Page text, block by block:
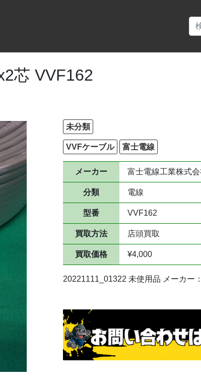
芯 VVF162
未分類
VVFケーブル 富士電線
メーカー 富士電線工業株式会
分類 電線
型番 VVF162
買取方法 店頭買取
買取価格 ¥4,000
20221111_01322 未使用品 メーカー